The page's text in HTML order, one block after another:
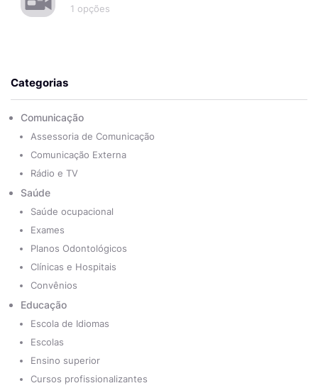
1 opções
Categorias
Comunicação
Assessoria de Comunicação
Comunicação Externa
Rádio e TV
Saúde
Saúde ocupacional
Exames
Planos Odontológicos
Clínicas e Hospitais
Convênios
Educação
Escola de Idiomas
Escolas
Ensino superior
Cursos profissionalizantes